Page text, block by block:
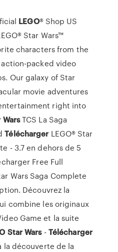
LEGO® Shop US
Star Wars™
characters from the
packed video
Our galaxy of Star
movie adventures
right into
WarsTCS La Saga
Télécharger LEGO® Star
- 3.7 en dehors de 5
Free Full
Wars Saga Complete
Découvrez la
combine les originaux
Game et la suite
StarWars-Télécharger
la découverte de la